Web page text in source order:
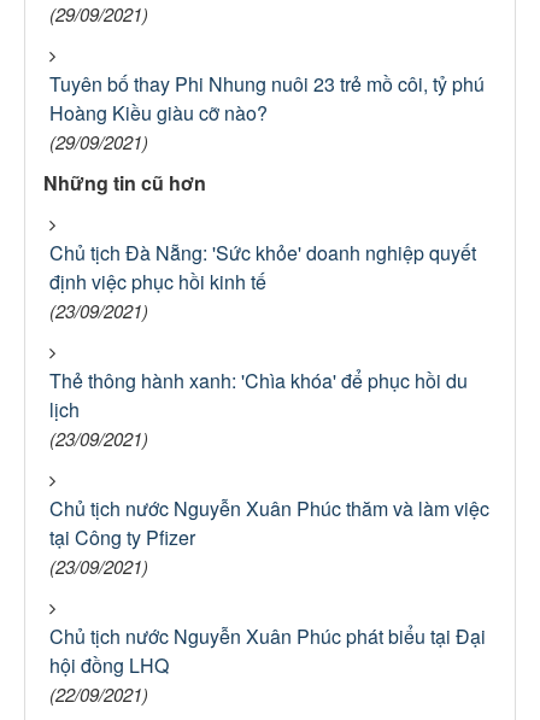
(29/09/2021)
Tuyên bố thay Phi Nhung nuôi 23 trẻ mồ côi, tỷ phú
Hoàng Kiều giàu cỡ nào?
(29/09/2021)
Những tin cũ hơn
Chủ tịch Đà Nẵng: 'Sức khỏe' doanh nghiệp quyết
định việc phục hồi kinh tế
(23/09/2021)
Thẻ thông hành xanh: 'Chìa khóa' để phục hồi du
lịch
(23/09/2021)
Chủ tịch nước Nguyễn Xuân Phúc thăm và làm việc
tại Công ty Pfizer
(23/09/2021)
Chủ tịch nước Nguyễn Xuân Phúc phát biểu tại Đại
hội đồng LHQ
(22/09/2021)